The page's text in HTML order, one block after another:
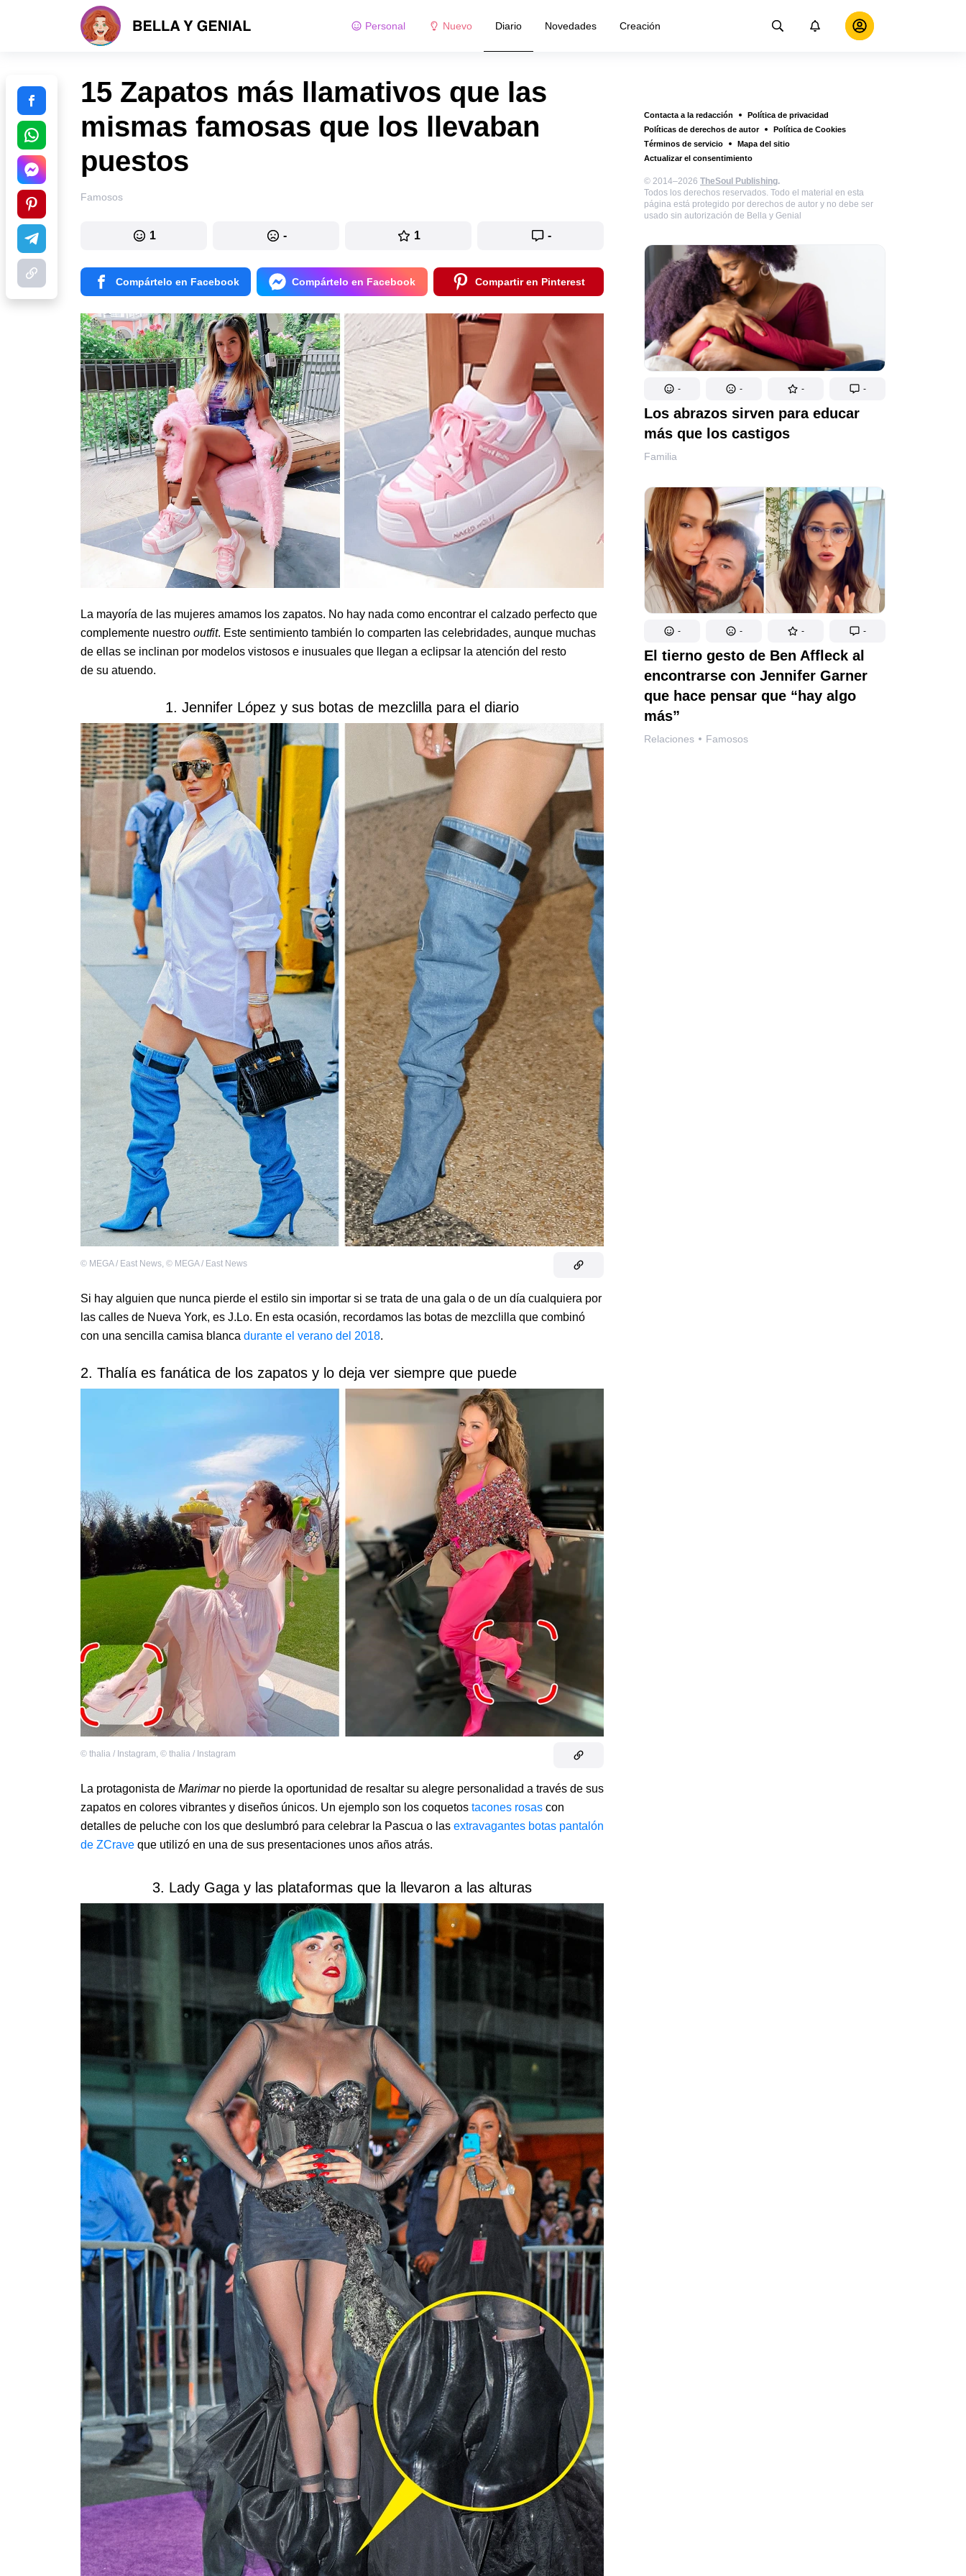
Personal Nuevo Diario Novedades Creación
Contacta a la redacción
Política de privacidad
Políticas de derechos de autor
Política de Cookies
Términos de servicio
Mapa del sitio
Actualizar el consentimiento
© 2014–2026 TheSoul Publishing.
Todos los derechos reservados. Todo el material en esta
página está protegido por derechos de autor y no debe ser
usado sin autorización de Bella y Genial
- - - -
Los abrazos sirven para educar
más que los castigos
Familia
- - - -
El tierno gesto de Ben Affleck al
encontrarse con Jennifer Garner
que hace pensar que “hay algo
más”
Relaciones Famosos
15 Zapatos más llamativos que las
mismas famosas que los llevaban
puestos
Famosos
1 - 1 -
Compártelo en Facebook Compártelo en Facebook Compartir en Pinterest
La mayoría de las mujeres amamos los zapatos. No hay nada como encontrar el calzado perfecto que
complemente nuestro outfit. Este sentimiento también lo comparten las celebridades, aunque muchas
de ellas se inclinan por modelos vistosos e inusuales que llegan a eclipsar la atención del resto
de su atuendo.
1. Jennifer López y sus botas de mezclilla para el diario
© MEGA / East News, © MEGA / East News
Si hay alguien que nunca pierde el estilo sin importar si se trata de una gala o de un día cualquiera por
las calles de Nueva York, es J.Lo. En esta ocasión, recordamos las botas de mezclilla que combinó
con una sencilla camisa blanca durante el verano del 2018.
2. Thalía es fanática de los zapatos y lo deja ver siempre que puede
© thalia / Instagram, © thalia / Instagram
La protagonista de Marimarno pierde la oportunidad de resaltar su alegre personalidad a través de sus
zapatos en colores vibrantes y diseños únicos. Un ejemplo son los coquetos tacones rosas con
detalles de peluche con los que deslumbró para celebrar la Pascua o las extravagantes botas pantalón
de ZCrave que utilizó en una de sus presentaciones unos años atrás.
3. Lady Gaga y las plataformas que la llevaron a las alturas